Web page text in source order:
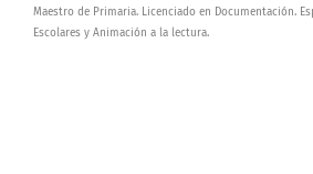
Maestro de Primaria. Licenciado en Documentación.
Escolares y Animación a la lectura.